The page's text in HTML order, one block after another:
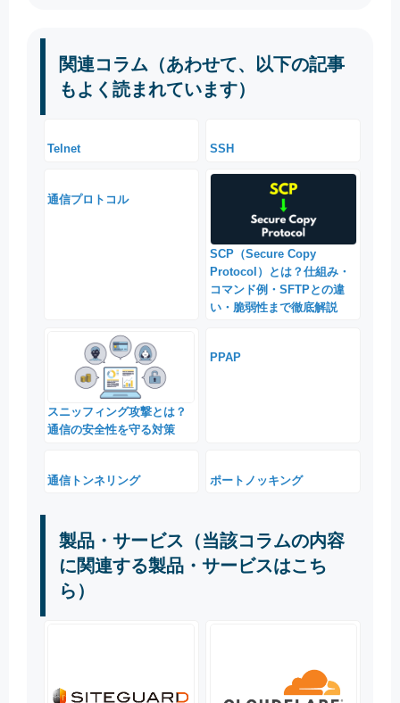
関連コラム（あわせて、以下の記事
もよく読まれています）
Telnet SSH
通信プロトコル
SCP（Secure Copy
Protocol）とは？仕組み・
コマンド例・SFTPとの違
い・脆弱性まで徹底解説
スニッフィング攻撃とは？
通信の安全性を守る対策
PPAP
通信トンネリング ポートノッキング
製品・サービス（当該コラムの内容
に関連する製品・サービスはこち
ら）